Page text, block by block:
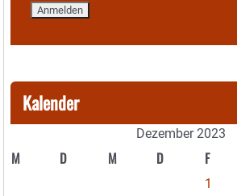
Kalender
Dezember 2023
M D M D F
1